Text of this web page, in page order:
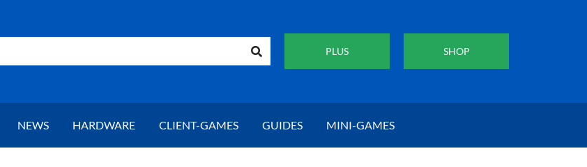
PLUS SHOP
NEWS HARDWARE CLIENT-GAMES GUIDES MINI-GAMES